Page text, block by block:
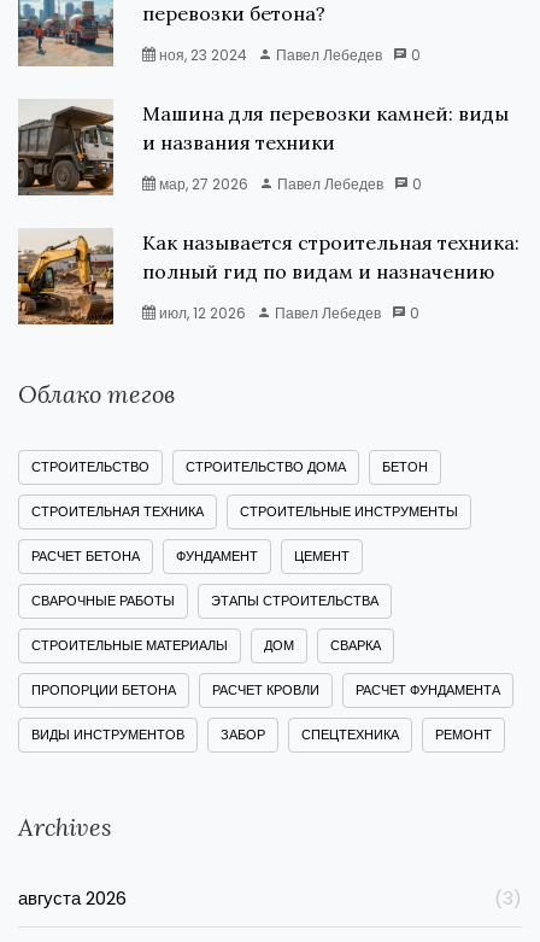
перевозки бетона?
ноя, 23 2024 Павел Лебедев 0
Машина для перевозки камней: виды
и названия техники
мар, 27 2026 Павел Лебедев 0
Как называется строительная техника:
полный гид по видам и назначению
июл, 12 2026 Павел Лебедев 0
Облако тегов
СТРОИТЕЛЬСТВО СТРОИТЕЛЬСТВО ДОМА БЕТОН
СТРОИТЕЛЬНАЯ ТЕХНИКА СТРОИТЕЛЬНЫЕ ИНСТРУМЕНТЫ
РАСЧЕТ БЕТОНА ФУНДАМЕНТ ЦЕМЕНТ
СВАРОЧНЫЕ РАБОТЫ ЭТАПЫ СТРОИТЕЛЬСТВА
СТРОИТЕЛЬНЫЕ МАТЕРИАЛЫ ДОМ СВАРКА
ПРОПОРЦИИ БЕТОНА РАСЧЕТ КРОВЛИ РАСЧЕТ ФУНДАМЕНТА
ВИДЫ ИНСТРУМЕНТОВ ЗАБОР СПЕЦТЕХНИКА РЕМОНТ
Archives
августа 2026 (3)